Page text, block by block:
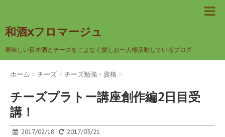
和酒xフロマージュ
美味しい日本酒とチーズをこよなく愛しお一人様活動しているブログ
ホーム > チーズ > チーズ勉強・資格 >
チーズプラトー講座創作編2日目受
講！
2017/02/18 2017/03/21